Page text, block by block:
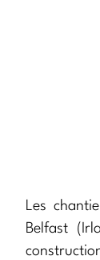
Les
Belfast